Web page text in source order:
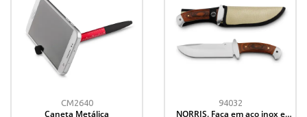
CM2640
Caneta Metálica
94032
NORRIS. Faca em aço inox e